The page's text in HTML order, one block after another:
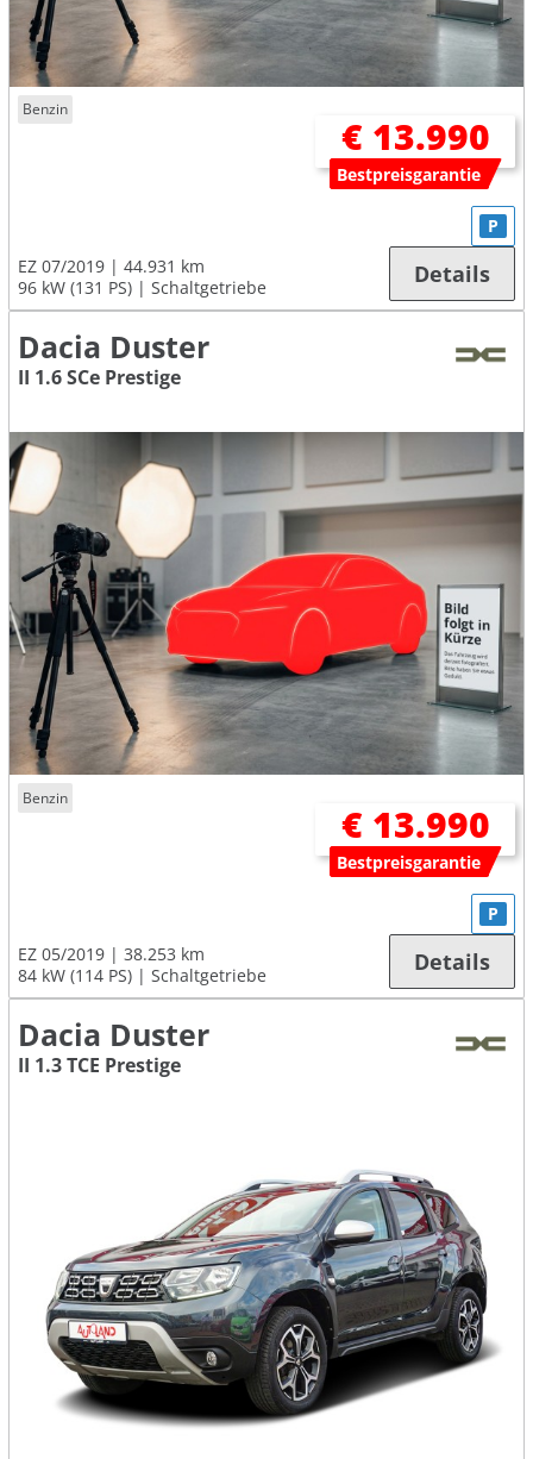
Benzin
€ 13.990
Bestpreisgarantie
EZ 07/2019
44.931 km
96 kW (131 PS)
Schaltgetriebe
P
Details
Dacia Duster
II 1.6 SCe Prestige
Benzin
€ 13.990
Bestpreisgarantie
EZ 05/2019
38.253 km
84 kW (114 PS)
Schaltgetriebe
P
Details
Dacia Duster
II 1.3 TCE Prestige